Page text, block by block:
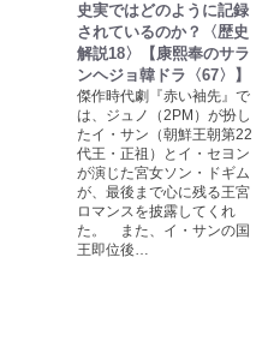
史実ではどのように記録
されているのか？〈歴史
解説18〉【康熙奉のサラ
ンヘジョ韓ドラ〈67〉】
傑作時代劇『赤い袖先』で
は、ジュノ（2PM）が扮し
たイ・サン（朝鮮王朝第22
代王・正祖）とイ・セヨン
が演じた宮女ソン・ドギム
が、最後まで心に残る王宮
ロマンスを披露してくれ
た。 また、イ・サンの国
王即位後…